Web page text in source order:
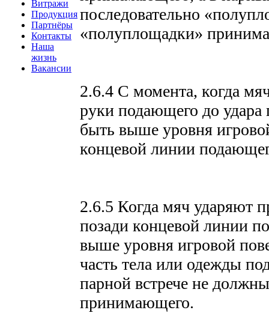
Витражи
Продукция
Партнёры
Контакты
Наша
жизнь
Вакансии
последовательно
«полуплощадки»
2.6.4 С момента, когда
руки подающего до
быть выше уровня
концевой линии
2.6.5 Когда мяч ударяют
позади концевой линии
выше уровня игровой
часть тела или одежды
парной встрече не
принимающего.